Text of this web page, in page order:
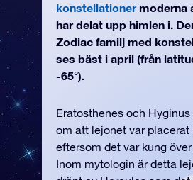
konstellationermoderna
har delat upp himlen i.
Zodiac familj med
ses bäst i april (från
-65°).
Eratosthenes och
om att lejonet var placerat
eftersom det var kung
Inom mytologin är detta